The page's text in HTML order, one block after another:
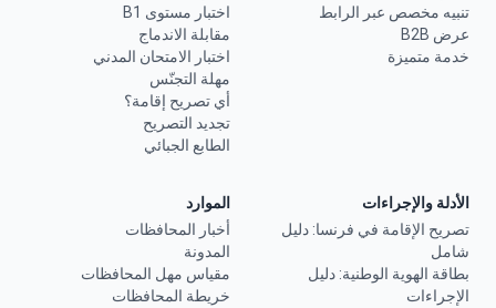
تنبيه مخصص عبر الرابط
عرض B2B
خدمة متميزة
اختبار مستوى B1
مقابلة الاندماج
اختبار الامتحان المدني
مهلة التجنّس
أي تصريح إقامة؟
تجديد التصريح
الطابع الجبائي
الأدلة والإجراءات
تصريح الإقامة في فرنسا: دليل
شامل
بطاقة الهوية الوطنية: دليل
الإجراءات
الموارد
أخبار المحافظات
المدونة
مقياس مهل المحافظات
خريطة المحافظات